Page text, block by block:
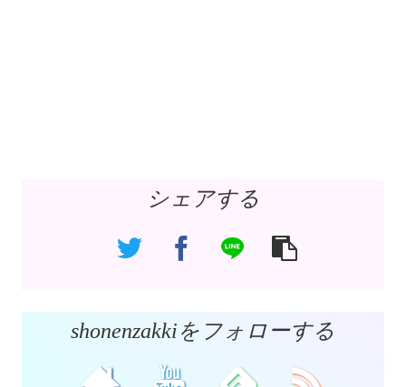
シェアする
shonenzakkiをフォローする